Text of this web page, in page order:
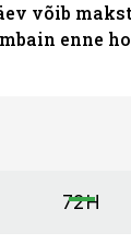
võib
enne
72H